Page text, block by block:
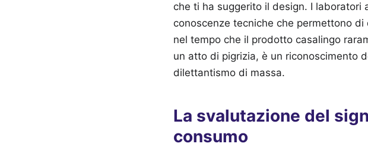
che ti ha suggerito il design. I laboratori
conoscenze tecniche che permettono
nel tempo che il prodotto casalingo
un atto di pigrizia, è un riconoscimento
dilettantismo di massa.
La svalutazione del
consumo